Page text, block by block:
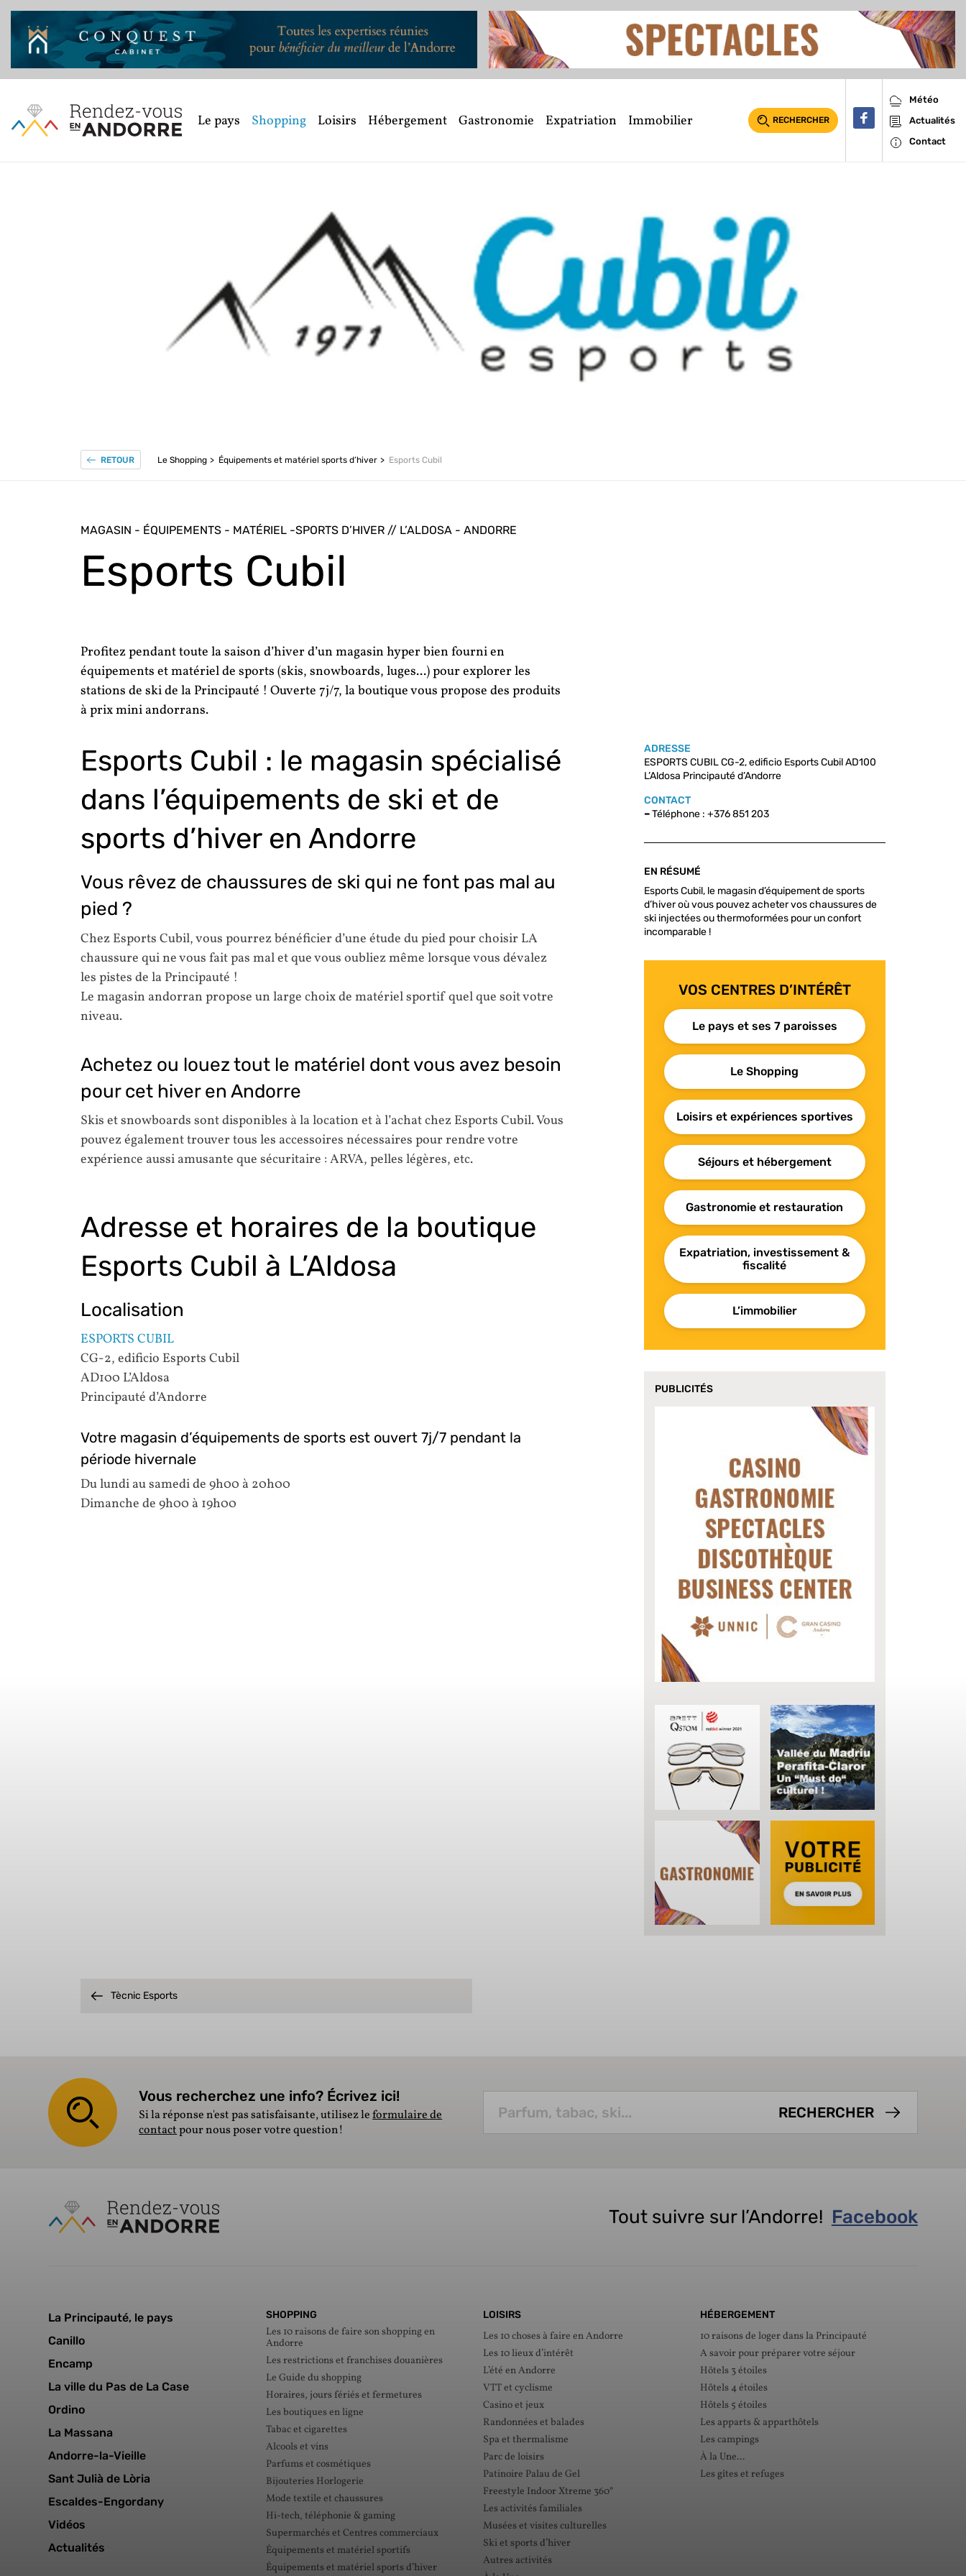
Le pays Shopping Loisirs Hébergement Gastronomie Expatriation Immobilier RECHERCHER
Météo
Actualités
Contact
RETOUR Le Shopping Équipements et matériel sports d’hiver Esports Cubil
MAGASIN - ÉQUIPEMENTS - MATÉRIEL -SPORTS D’HIVER // L’ALDOSA - ANDORRE
Esports Cubil
Profitez pendant toute la saison d’hiver d’un magasin hyper bien fourni en
équipements et matériel de sports (skis, snowboards, luges...) pour explorer les
stations de ski de la Principauté ! Ouverte 7j/7, la boutique vous propose des produits
à prix mini andorrans.
Esports Cubil : le magasin spécialisé
dans l’équipements de ski et de
sports d’hiver en Andorre
Vous rêvez de chaussures de ski qui ne font pas mal au
pied ?
Chez Esports Cubil, vous pourrez bénéficier d’une étude du pied pour choisir LA
chaussure qui ne vous fait pas mal et que vous oubliez même lorsque vous dévalez
les pistes de la Principauté !
Le magasin andorran propose un large choix de matériel sportif quel que soit votre
niveau.
Achetez ou louez tout le matériel dont vous avez besoin
pour cet hiver en Andorre
Skis et snowboards sont disponibles à la location et à l’achat chez Esports Cubil. Vous
pouvez également trouver tous les accessoires nécessaires pour rendre votre
expérience aussi amusante que sécuritaire : ARVA, pelles légères, etc.
Adresse et horaires de la boutique
Esports Cubil à L’Aldosa
Localisation
ESPORTS CUBIL
CG-2, edificio Esports Cubil
AD100 L’Aldosa
Principauté d’Andorre
Votre magasin d’équipements de sports est ouvert 7j/7 pendant la
période hivernale
Du lundi au samedi de 9h00 à 20h00
Dimanche de 9h00 à 19h00
ADRESSE
ESPORTS CUBIL CG-2, edificio Esports Cubil AD100
L’Aldosa Principauté d’Andorre
CONTACT
–Téléphone : +376 851 203
EN RÉSUMÉ
Esports Cubil, le magasin d’équipement de sports
d’hiver où vous pouvez acheter vos chaussures de
ski injectées ou thermoformées pour un confort
incomparable !
VOS CENTRES D’INTÉRÊT
Le pays et ses 7 paroisses
Le Shopping
Loisirs et expériences sportives
Séjours et hébergement
Gastronomie et restauration
Expatriation, investissement &
fiscalité
L’immobilier
PUBLICITÉS
Tècnic Esports
Vous recherchez une info? Écrivez ici!
Si la réponse n'est pas satisfaisante, utilisez leformulaire de
contactpour nous poser votre question!
Tout suivre sur l’Andorre! Facebook
La Principauté, le pays
Canillo
Encamp
La ville du Pas de La Case
Ordino
La Massana
Andorre-la-Vieille
Sant Julià de Lòria
Escaldes-Engordany
Vidéos
Actualités
SHOPPING
Les 10 raisons de faire son shopping en
Andorre
Les restrictions et franchises douanières
Le Guide du shopping
Horaires, jours fériés et fermetures
Les boutiques en ligne
Tabac et cigarettes
Alcools et vins
Parfums et cosmétiques
Bijouteries Horlogerie
Mode textile et chaussures
Hi-tech, téléphonie & gaming
Supermarchés et Centres commerciaux
Équipements et matériel sportifs
Équipements et matériel sports d’hiver
LOISIRS
Les 10 choses à faire en Andorre
Les 10 lieux d’intérêt
L’été en Andorre
VTT et cyclisme
Casino et jeux
Randonnées et balades
Spa et thermalisme
Parc de loisirs
Patinoire Palau de Gel
Freestyle Indoor Xtreme 360°
Les activités familiales
Musées et visites culturelles
Ski et sports d’hiver
Autres activités
HÉBERGEMENT
10 raisons de loger dans la Principauté
A savoir pour préparer votre séjour
Hôtels 3 étoiles
Hôtels 4 étoiles
Hôtels 5 étoiles
Les apparts & apparthôtels
Les campings
À la Une...
Les gîtes et refuges